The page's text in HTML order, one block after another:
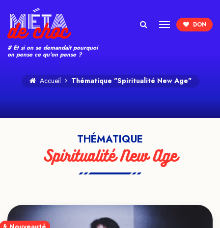
# Et si on se demandait pourquoi
on pense ce qu'on pense ?
Accueil Thématique "Spiritualité New Age"
THÉMATIQUE
Spiritualité New Age
VOIR LE TEASER